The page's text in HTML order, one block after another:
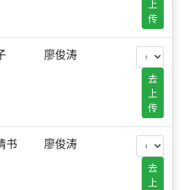
上
传
廖俊涛
去
上
传
书 廖俊涛
去
上